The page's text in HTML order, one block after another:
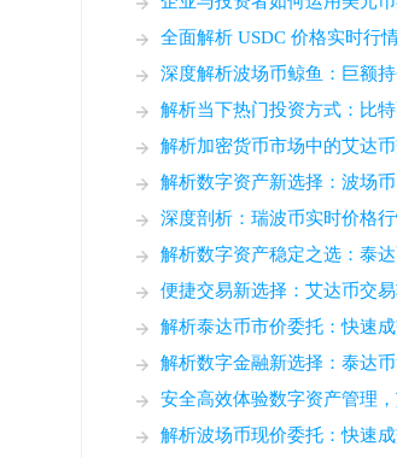
全面解析 USDC 价格实时行
深度解析波场币鲸鱼：巨额
解析当下热门投资方式：比
解析加密货币市场中的艾达
解析数字资产新选择：波场
深度剖析：瑞波币实时价格
解析数字资产稳定之选：泰
便捷交易新选择：艾达币交
解析泰达币市价委托：快速
解析数字金融新选择：泰达
安全高效体验数字资产管理
解析波场币现价委托：快速